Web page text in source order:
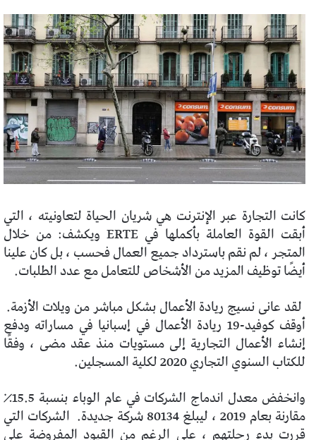
كانت التجارة عبر الإنترنت هي شريان الحياة لتعاونيته ، التي
أبقت القوة العاملة بأكملها في ERTE ويكشف: من خلال
المتجر ، لم نقم باسترداد جميع العمال فحسب ، بل كان علينا
أيضًا توظيف المزيد من الأشخاص للتعامل مع عدد الطلبات.
لقد عانى نسيج ريادة الأعمال بشكل مباشر من ويلات الأزمة.
أوقف كوفيد-19 ريادة الأعمال في إسبانيا في مساراته ودفع
إنشاء الأعمال التجارية إلى مستويات منذ عقد مضى ، وفقًا
للكتاب السنوي التجاري 2020 لكلية المسجلين.
وانخفض معدل اندماج الشركات في عام الوباء بنسبة 15.5٪
مقارنة بعام 2019 ، ليبلغ 80134 شركة جديدة. الشركات التي
قررت بدء رحلتهم ، على الرغم من القيود المفروضة على